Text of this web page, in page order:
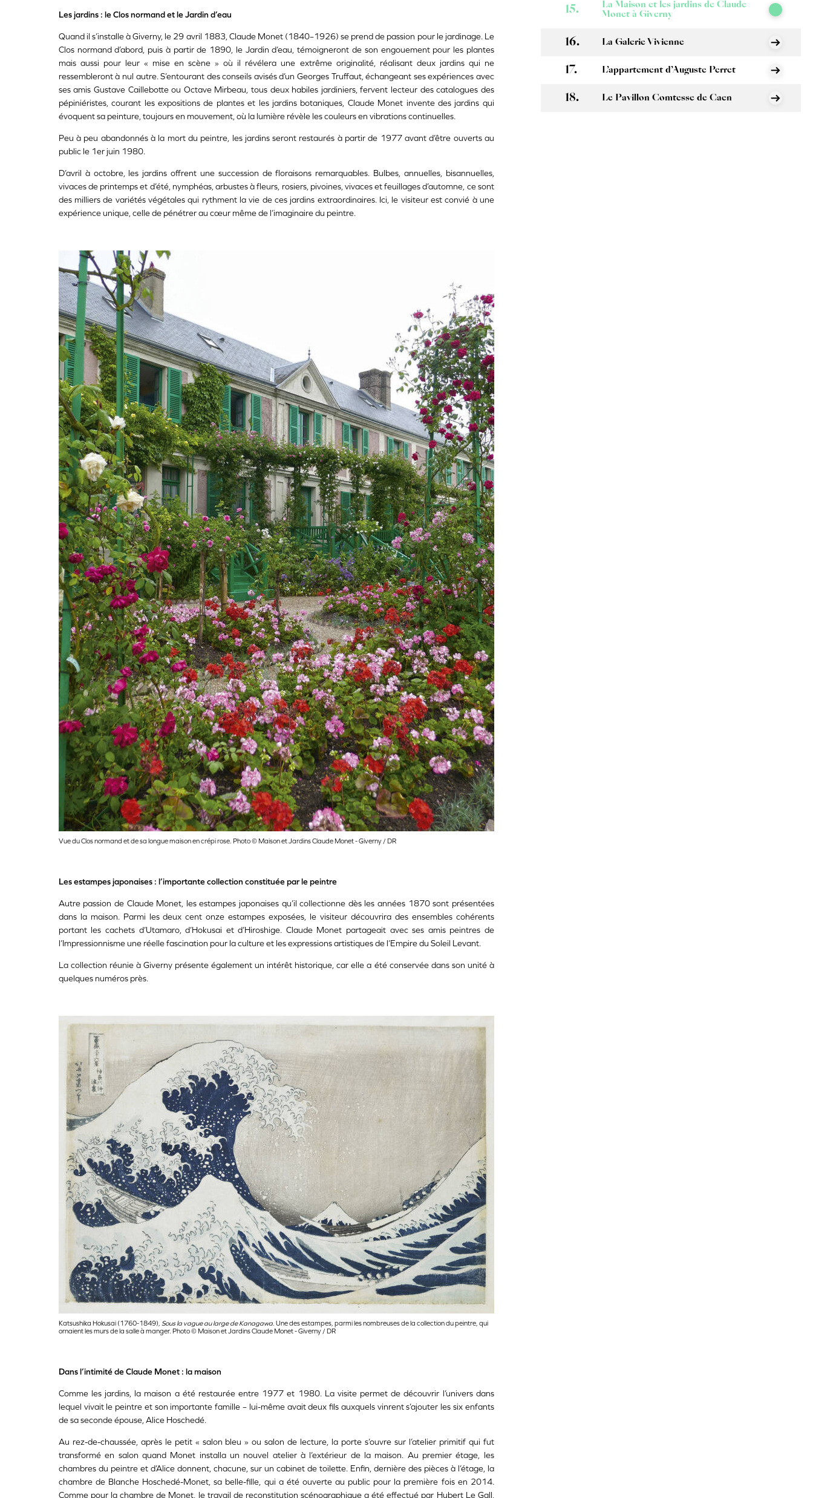
Les jardins : le Clos normand et le Jardin d’eau
Quand il s’installe à Giverny, le 29 avril 1883, Claude Monet (1840–1926) se prend de passion pour le jardinage. Le
Clos normand d’abord, puis à partir de 1890, le Jardin d’eau, témoigneront de son engouement pour les plantes
mais aussi pour leur « mise en scène » où il révélera une extrême originalité, réalisant deux jardins qui ne
ressembleront à nul autre. S’entourant des conseils avisés d’un Georges Truffaut, échangeant ses expériences avec
ses amis Gustave Caillebotte ou Octave Mirbeau, tous deux habiles jardiniers, fervent lecteur des catalogues des
pépiniéristes, courant les expositions de plantes et les jardins botaniques, Claude Monet invente des jardins qui
évoquent sa peinture, toujours en mouvement, où la lumière révèle les couleurs en vibrations continuelles.
Peu à peu abandonnés à la mort du peintre, les jardins seront restaurés à partir de 1977 avant d’être ouverts au
public le 1er juin 1980.
D’avril à octobre, les jardins offrent une succession de floraisons remarquables. Bulbes, annuelles, bisannuelles,
vivaces de printemps et d’été, nymphéas, arbustes à fleurs, rosiers, pivoines, vivaces et feuillages d’automne, ce sont
des milliers de variétés végétales qui rythment la vie de ces jardins extraordinaires. Ici, le visiteur est convié à une
expérience unique, celle de pénétrer au cœur même de l’imaginaire du peintre.
Vue du Clos normand et de sa longue maison en crépi rose. Photo © Maison et Jardins Claude Monet - Giverny / DR
Les estampes japonaises : l’importante collection constituée par le peintre
Autre passion de Claude Monet, les estampes japonaises qu’il collectionne dès les années 1870 sont présentées
dans la maison. Parmi les deux cent onze estampes exposées, le visiteur découvrira des ensembles cohérents
portant les cachets d’Utamaro, d’Hokusai et d’Hiroshige. Claude Monet partageait avec ses amis peintres de
l’Impressionnisme une réelle fascination pour la culture et les expressions artistiques de l’Empire du Soleil Levant.
La collection réunie à Giverny présente également un intérêt historique, car elle a été conservée dans son unité à
quelques numéros près.
Katsushika Hokusai (1760-1849), Sous la vague au large de Kanagawa. Une des estampes, parmi les nombreuses de la collection du peintre, qui
ornaient les murs de la salle à manger. Photo © Maison et Jardins Claude Monet - Giverny / DR
Dans l’intimité de Claude Monet : la maison
Comme les jardins, la maison a été restaurée entre 1977 et 1980. La visite permet de découvrir l’univers dans
lequel vivait le peintre et son importante famille – lui-même avait deux fils auxquels vinrent s’ajouter les six enfants
de sa seconde épouse, Alice Hoschedé.
Au rez-de-chaussée, après le petit « salon bleu » ou salon de lecture, la porte s’ouvre sur l’atelier primitif qui fut
transformé en salon quand Monet installa un nouvel atelier à l’extérieur de la maison. Au premier étage, les
chambres du peintre et d’Alice donnent, chacune, sur un cabinet de toilette. Enfin, dernière des pièces à l’étage, la
chambre de Blanche Hoschedé-Monet, sa belle-fille, qui a été ouverte au public pour la première fois en 2014.
Comme pour la chambre de Monet, le travail de reconstitution scénographique a été effectué par Hubert Le Gall,
La Maison et les jardins de Claude
Monet à Giverny
La Galerie Vivienne
L’appartement d’Auguste Perret
Le Pavillon Comtesse de Caen